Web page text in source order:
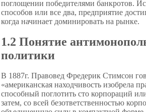
поглощении победителями банкротов.
способов или все два, предприятие
когда начинает доминировать на рынке.
1.2 Понятие
политики
В 1887г. Правовед Фредерик Стимсон
«американская находчивость изобрела
способный поглотить сто корпораций
затем, со всей безответственностью